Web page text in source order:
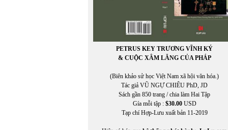
Lê Phong Quan
Lê Thị Dương
LÊ THỊ HUỆ
Lê Thị Thanh Thảo
Lê Thị Thanh Thảo chuyển ngữ
LÊ THỜI TÂN
LÊ VĂN HIẾU
PETRUS KEY TRƯƠNG VĨNH KÝ
& CUỘC XÂM LĂNG CỦA PHÁP
(Biên khảo sử học Việt Nam xã hội văn hóa.)
Tác giả VŨ NGỰ CHIÊU PhD, JD
Sách gần 850 trang / chia làm Hai Tập
Gía mỗi tập : $30.00USD
Tạp chí Hợp-Lưu xuất bản 11-2019